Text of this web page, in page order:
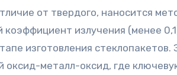
от твердого, наносится
коэффициент излучения (менее
изготовления
оксид-металл-оксид, где